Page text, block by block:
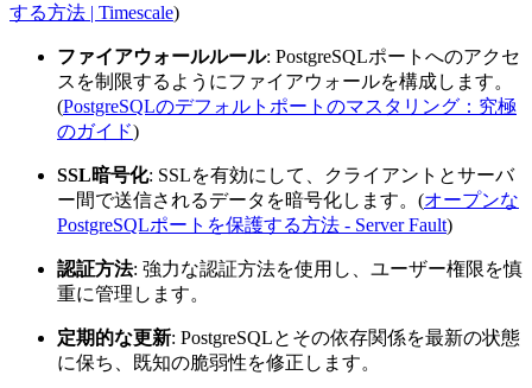
する方法 | Timescale)
ファイアウォールルール: PostgreSQLポートへのアクセ
スを制限するようにファイアウォールを構成します。
(PostgreSQLのデフォルトポートのマスタリング：究極
のガイド)
SSL暗号化: SSLを有効にして、クライアントとサーバ
ー間で送信されるデータを暗号化します。(オープンな
PostgreSQLポートを保護する方法 - Server Fault)
認証方法: 強力な認証方法を使用し、ユーザー権限を慎
重に管理します。
定期的な更新: PostgreSQLとその依存関係を最新の状態
に保ち、既知の脆弱性を修正します。